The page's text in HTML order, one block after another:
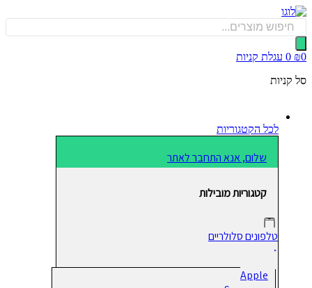
0 עגלת קניות
לכל הקטגוריות
שלום, אנא התחבר לאתר
קטגוריות מובילות
טלפונים סלולריים
Apple